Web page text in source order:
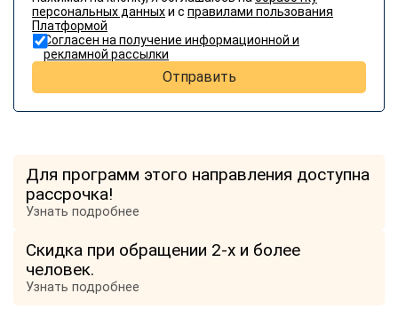
персональных данныхи с правилами пользования
Платформой
Согласен на получение информационной и
рекламной рассылки
Отправить
Для программ этого направления доступна
рассрочка!
Узнать подробнее
Скидка при обращении 2-х и более
человек.
Узнать подробнее